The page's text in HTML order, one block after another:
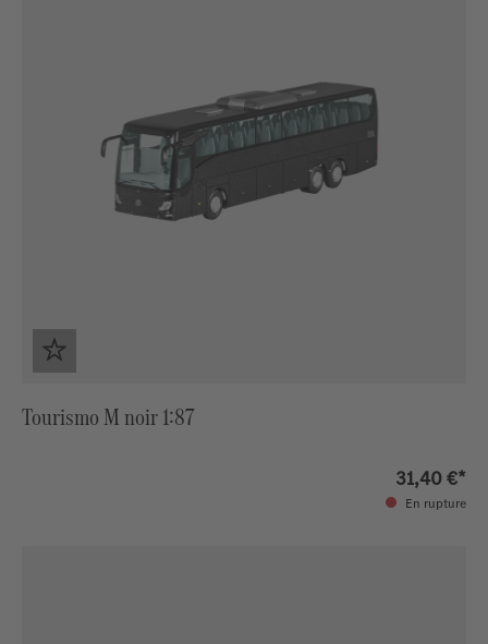
Tourismo M noir 1:87
31,40 €*
En rupture